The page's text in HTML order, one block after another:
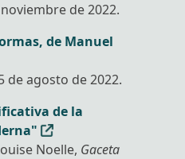
de 2022.
de Manuel
de agosto de 2022.
de la
Noelle, Gaceta